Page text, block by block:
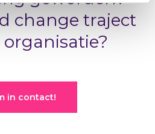
change traject
in contact!